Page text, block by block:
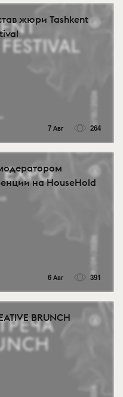
жюри Tashkent
7 Авг 264
на HouseHold
6 Авг 391
BRUNCH